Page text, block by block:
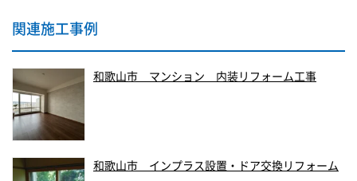
関連施工事例
和歌山市 マンション 内装リフォーム工事
和歌山市 インプラス設置・ドア交換リフォーム